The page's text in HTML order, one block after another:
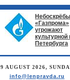
Небоскрёбы
«Газпрома»
угрожают
культурной
Петербурга
9 AUGUST 2026,
info@lenpravda.ru